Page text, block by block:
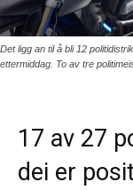
Det ligg an til å bli 12
ettermiddag. To av tre
17 av 27
dei er